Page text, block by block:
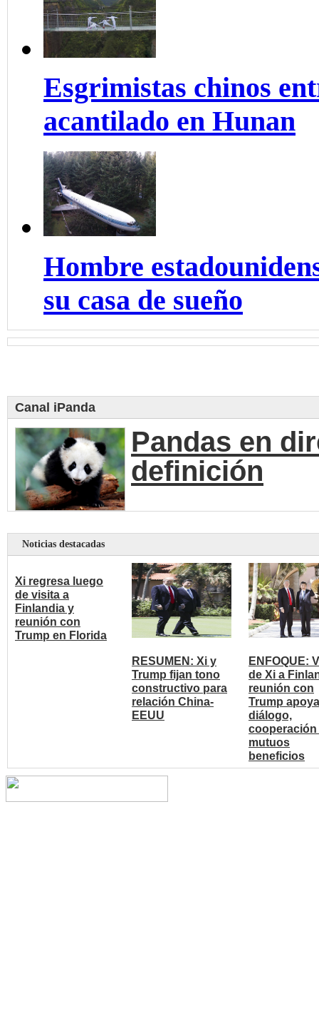
Esgrimistas chinos
acantilado en Hunan
Hombre
su casa de sueño
Canal iPanda
Pandas en
definición
Noticias destacadas
Xi regresa luego
de visita a
Finlandia y
reunión con
Trump en Florida
RESUMEN: Xi y
Trump fijan tono
constructivo para
relación China-
EEUU
ENFOQUE:
de Xi a
reunión con
Trump
diálogo,
cooperación
mutuos
beneficios